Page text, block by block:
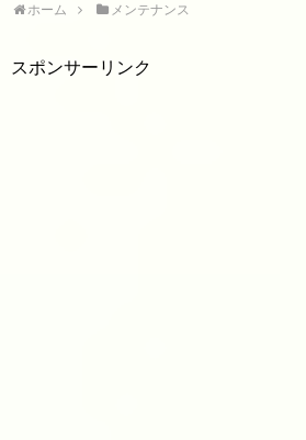
ホーム メンテナンス
スポンサーリンク